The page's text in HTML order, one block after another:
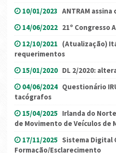
10/01/2023 ANTRAM
14/06/2022 21º Congresso
12/10/2021 (Atualização)
requerimentos
15/01/2020 DL 2/2020:
04/06/2024 Questionário
tacógrafos
15/04/2025 Irlanda do
de Movimento de Veículos de
17/11/2025 Sistema Digital
Formação/Esclarecimento